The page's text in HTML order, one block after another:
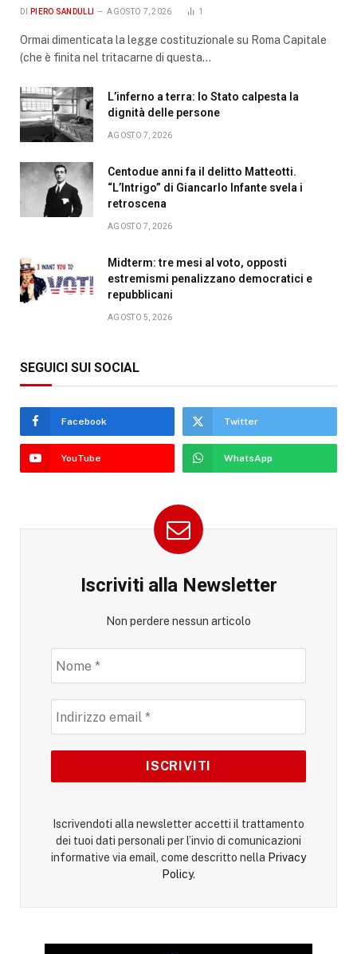
DI PIERO SANDULLI AGOSTO 7, 2026 1
Ormai dimenticata la legge costituzionale su Roma Capitale
(che è finita nel tritacarne di questa…
L’inferno a terra: lo Stato calpesta la
dignità delle persone
AGOSTO 7, 2026
Centodue anni fa il delitto Matteotti.
“L’Intrigo” di Giancarlo Infante svela i
retroscena
AGOSTO 7, 2026
Midterm: tre mesi al voto, opposti
estremismi penalizzano democratici e
repubblicani
AGOSTO 5, 2026
SEGUICI SUI SOCIAL
Facebook Twitter
YouTube WhatsApp
Iscriviti alla Newsletter
Non perdere nessun articolo
Iscrivendoti alla newsletter accetti il trattamento
dei tuoi dati personali per l’invio di comunicazioni
informative via email, come descritto nella Privacy
Policy.